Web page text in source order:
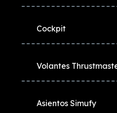
Cockpit
Volantes
Asientos Simufy